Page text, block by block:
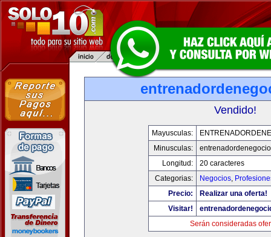
Vendido!
Mayusculas:
Minusculas:
Longitud:
20 caracteres
Categorias:
Negocios,
Precio:
Realizar una oferta!
Visitar!
Serán consideradas